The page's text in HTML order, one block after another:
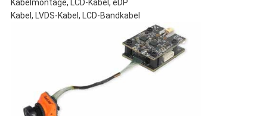
Kabelmontage, LCD-Kabel, eDP
Kabel, LVDS-Kabel, LCD-Bandkabel